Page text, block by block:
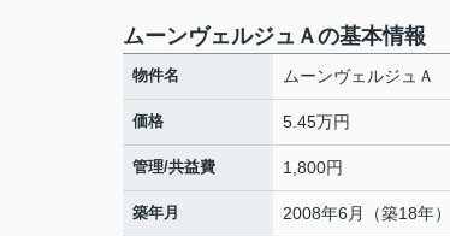
ムーンヴェルジュＡの基本情報
物件名 ムーンヴェルジュＡ
価格 5.45万円
管理/共益費 1,800円
築年月 2008年6月（築18年）